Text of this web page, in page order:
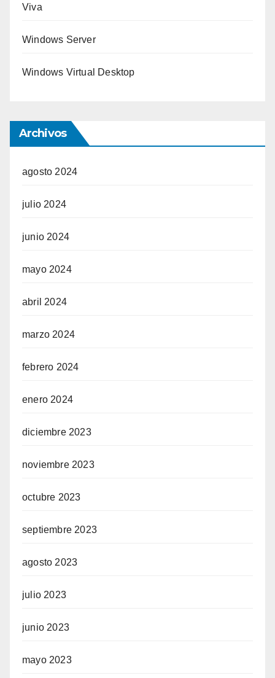
Viva
Windows Server
Windows Virtual Desktop
Archivos
agosto 2024
julio 2024
junio 2024
mayo 2024
abril 2024
marzo 2024
febrero 2024
enero 2024
diciembre 2023
noviembre 2023
octubre 2023
septiembre 2023
agosto 2023
julio 2023
junio 2023
mayo 2023